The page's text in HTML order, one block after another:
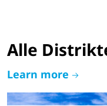
Alle
Learn more